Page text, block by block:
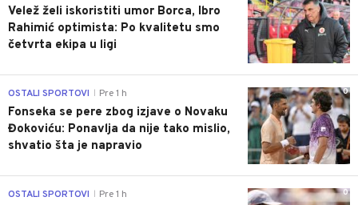
Velež želi iskoristiti umor Borca, Ibro
Rahimić optimista: Po kvalitetu smo
četvrta ekipa u ligi
0
OSTALI SPORTOVI Pre 1 h
Fonseka se pere zbog izjave o Novaku
Đokoviću: Ponavlja da nije tako mislio,
shvatio šta je napravio
0
OSTALI SPORTOVI Pre 1 h